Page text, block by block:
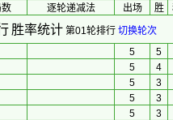
逐轮递减法 出场 胜
胜率统计 第01轮排行 切换轮次
5 5
5 4
5 3
5 3
5 3